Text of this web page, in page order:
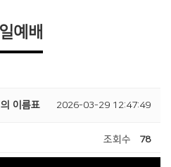
예배
이름표 2026-03-29 12:47:49
조회수 78